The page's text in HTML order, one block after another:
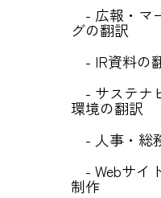
- 広報・マ
グの翻訳
- IR資料の
- サステナ
環境の翻訳
- 人事・総
- Webサイ
制作